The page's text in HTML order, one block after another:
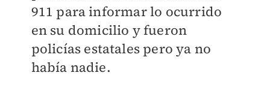
911 para informar lo ocurrido
en su domicilio y fueron
policías estatales pero ya no
había nadie.